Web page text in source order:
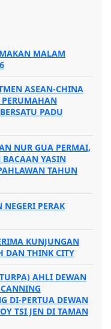
MALAM
ASEAN-CHINA
PADU
NUR GUA PERMAI,
BACAAN YASIN
TAHUN
PERAK
KUNJUNGAN
DAN THINK CITY
AHLI DEWAN
DI-PERTUA DEWAN
TSI JEN DI TAMAN